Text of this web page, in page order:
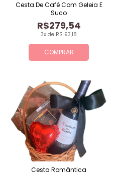
COMPRAR
3x de R$ 93,18
R$279,54
Cesta De Café Com Geleia E
Suco
Cesta Romântica